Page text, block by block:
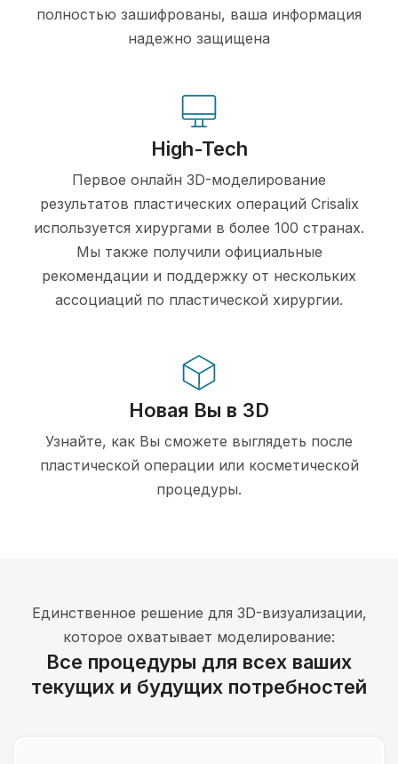
полностью зашифрованы, ваша информация
надежно защищена
High-Tech
Первое онлайн 3D-моделирование
результатов пластических операций Crisalix
используется хирургами в более 100 странах.
Мы также получили официальные
рекомендации и поддержку от нескольких
ассоциаций по пластической хирургии.
Новая Вы в 3D
Узнайте, как Вы сможете выглядеть после
пластической операции или косметической
процедуры.
Единственное решение для 3D-визуализации,
которое охватывает моделирование:
Все процедуры для всех ваших
текущих и будущих потребностей